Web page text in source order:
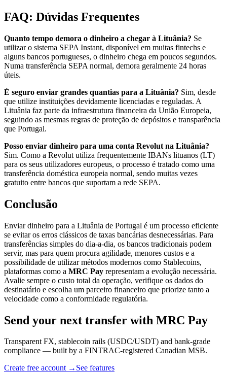
FAQ: Dúvidas Frequentes
Quanto tempo demora o dinheiro a chegar à Lituânia? Se
utilizar o sistema SEPA Instant, disponível em muitas fintechs e
alguns bancos portugueses, o dinheiro chega em poucos segundos.
Numa transferência SEPA normal, demora geralmente 24 horas
úteis.
É seguro enviar grandes quantias para a Lituânia? Sim, desde
que utilize instituições devidamente licenciadas e reguladas. A
Lituânia faz parte da infraestrutura financeira da União Europeia,
seguindo as mesmas regras de proteção de depósitos e transparência
que Portugal.
Posso enviar dinheiro para uma conta Revolut na Lituânia?
Sim. Como a Revolut utiliza frequentemente IBANs lituanos (LT)
para os seus utilizadores europeus, o processo é tratado como uma
transferência doméstica europeia normal, sendo muitas vezes
gratuito entre bancos que suportam a rede SEPA.
Conclusão
Enviar dinheiro para a Lituânia de Portugal é um processo eficiente
se evitar os erros clássicos de taxas bancárias desnecessárias. Para
transferências simples do dia-a-dia, os bancos tradicionais podem
servir, mas para quem procura agilidade, menores custos e a
possibilidade de utilizar métodos modernos como Stablecoins,
plataformas como a MRC Pay representam a evolução necessária.
Avalie sempre o custo total da operação, verifique os dados do
destinatário e escolha um parceiro financeiro que priorize tanto a
velocidade como a conformidade regulatória.
Send your next transfer with MRC Pay
Transparent FX, stablecoin rails (USDC/USDT) and bank-grade
compliance — built by a FINTRAC-registered Canadian MSB.
Create free account → See features